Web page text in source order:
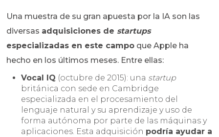
Una muestra de su gran apuesta por la IA son las
diversas adquisiciones destartups
especializadas en este campo que Apple ha
hecho en los últimos meses. Entre ellas:
Vocal IQ (octubre de 2015): una startup
británica con sede en Cambridge
especializada en el procesamiento del
lenguaje natural y su aprendizaje y uso de
forma autónoma por parte de las máquinas y
aplicaciones. Esta adquisición podría ayudar a